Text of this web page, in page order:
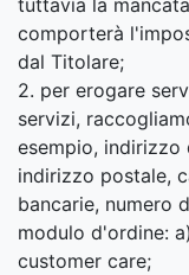
tuttavia la
comporterà
dal Titolare;
2. per erogare
servizi,
esempio,
indirizzo postale,
bancarie, numero
modulo d'ordine:
customer care;